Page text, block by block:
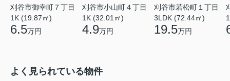
刈谷市御幸町７丁目
1K (19.87㎡)
6.5万円
刈谷市小山町４丁目
1K (32.01㎡)
4.9万円
刈谷市若松町１丁目
3LDK (72.44㎡)
19.5万円
よく見られている物件